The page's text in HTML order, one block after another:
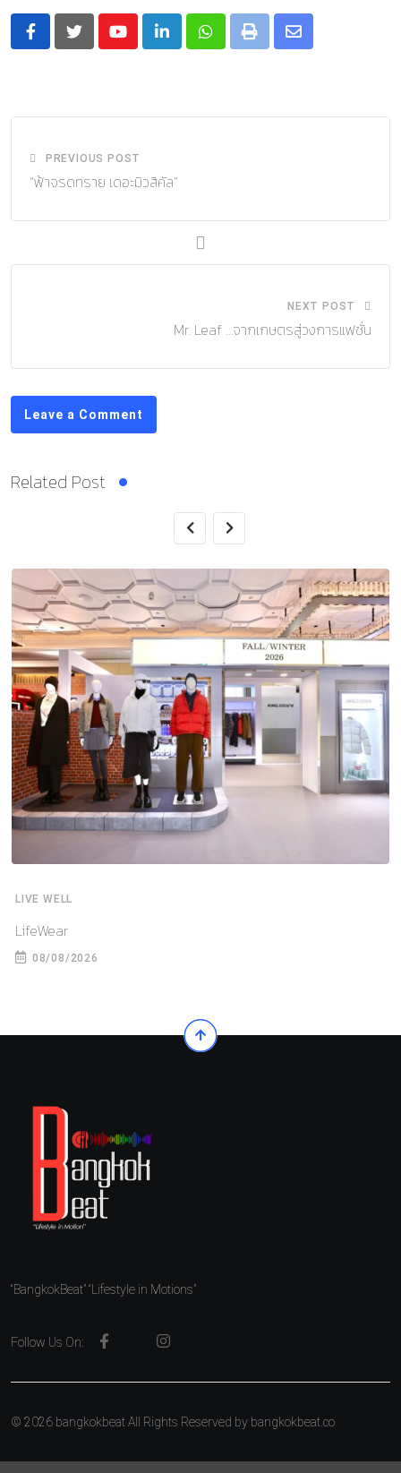
YoutubeLinkedInWhatsapp
Print
Share
PREVIOUS POST
“ฟ้าจรดทราย เดอะมิวสิคัล”
NEXT POST
Mr. Leaf …จากเกษตรสู่วงการแฟชั่น
Leave a Comment
Related Post
LIVE WELL
LifeWear
08/08/2026
“BangkokBeat” “Lifestyle in Motions”
Follow Us On:
© 2026 bangkokbeat All Rights Reserved by bangkokbeat.co